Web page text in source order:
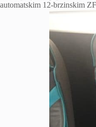
automatskim 12-brzinskim